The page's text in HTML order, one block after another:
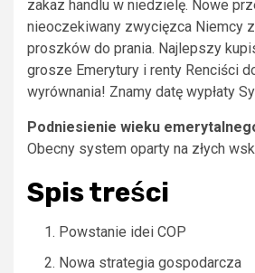
zakaz handlu w niedzielę. Nowe
nieoczekiwany zwycięzca Niemcy
proszków do prania. Najlepszy
grosze Emerytury i renty Renciści
wyrównania! Znamy datę wypłaty
Podniesienie wieku
Obecny system oparty na złych
Spis treści
Powstanie idei COP
Nowa strategia gospodarcza